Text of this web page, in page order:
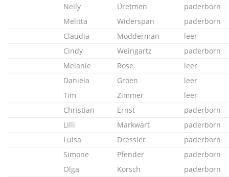
Nelly
Üretmen
paderborn
Melitta
Widerspan
paderborn
Claudia
Modderman
leer
Cindy
Weingartz
paderborn
Melanie
Rose
leer
Daniela
Groen
leer
Tim
Zimmer
leer
Christian
Ernst
paderborn
Lilli
Markwart
paderborn
Luisa
Dressler
paderborn
Simone
Pfender
paderborn
Olga
Korsch
paderborn